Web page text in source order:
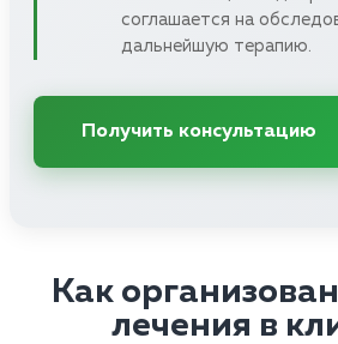
соглашается на
дальнейшую терапию.
Получить консультацию
Как
лечения в